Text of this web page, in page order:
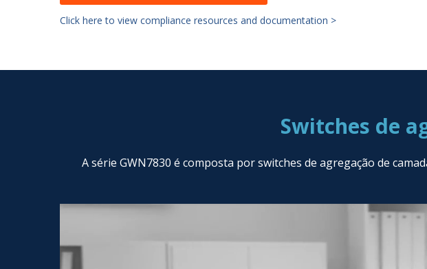
Click here to view compliance resources and documentation >
Switches de
A série GWN7830 é composta por switches de agregação de